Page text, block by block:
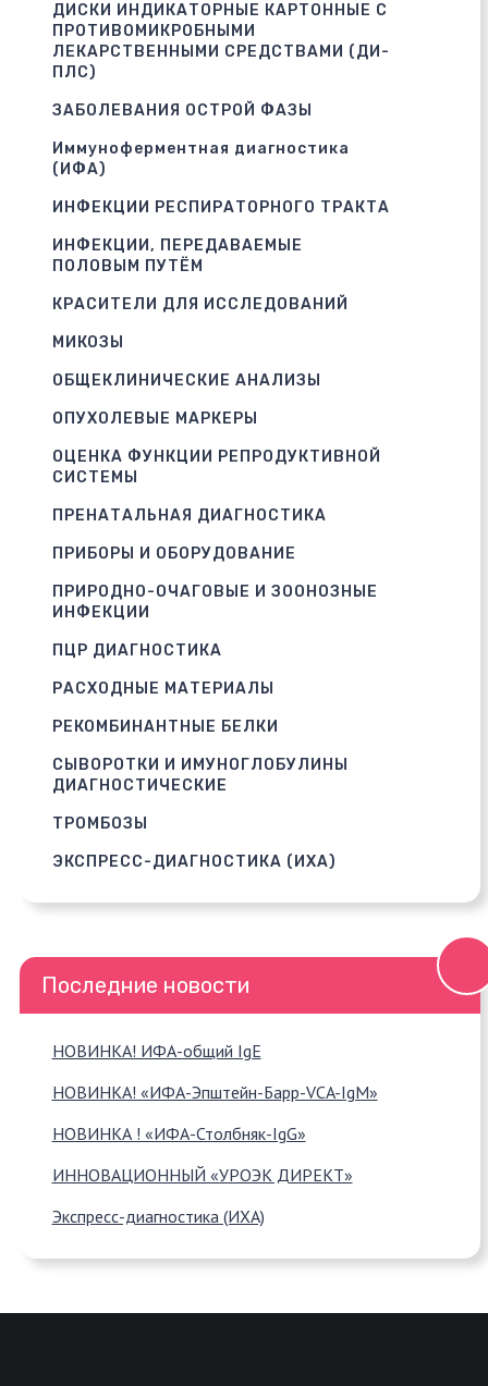
ДИСКИ ИНДИКАТОРНЫЕ КАРТОННЫЕ С
ПРОТИВОМИКРОБНЫМИ
ЛЕКАРСТВЕННЫМИ СРЕДСТВАМИ (ДИ-
ПЛС)
ЗАБОЛЕВАНИЯ ОСТРОЙ ФАЗЫ
Иммуноферментная диагностика
(ИФА)
ИНФЕКЦИИ РЕСПИРАТОРНОГО ТРАКТА
ИНФЕКЦИИ, ПЕРЕДАВАЕМЫЕ
ПОЛОВЫМ ПУТЁМ
КРАСИТЕЛИ ДЛЯ ИССЛЕДОВАНИЙ
МИКОЗЫ
ОБЩЕКЛИНИЧЕСКИЕ АНАЛИЗЫ
ОПУХОЛЕВЫЕ МАРКЕРЫ
ОЦЕНКА ФУНКЦИИ РЕПРОДУКТИВНОЙ
СИСТЕМЫ
ПРЕНАТАЛЬНАЯ ДИАГНОСТИКА
ПРИБОРЫ И ОБОРУДОВАНИЕ
ПРИРОДНО-ОЧАГОВЫЕ И ЗООНОЗНЫЕ
ИНФЕКЦИИ
ПЦР ДИАГНОСТИКА
РАСХОДНЫЕ МАТЕРИАЛЫ
РЕКОМБИНАНТНЫЕ БЕЛКИ
СЫВОРОТКИ И ИМУНОГЛОБУЛИНЫ
ДИАГНОСТИЧЕСКИЕ
ТРОМБОЗЫ
ЭКСПРЕСС-ДИАГНОСТИКА (ИХА)
Последние новости
НОВИНКА! ИФА-общий IgE
НОВИНКА! «ИФА-Эпштейн-Барр-VCA-IgM»
НОВИНКА ! «ИФА-Столбняк-IgG»
ИННОВАЦИОННЫЙ «УРОЭК ДИРЕКТ»
Экспресс-диагностика (ИХА)